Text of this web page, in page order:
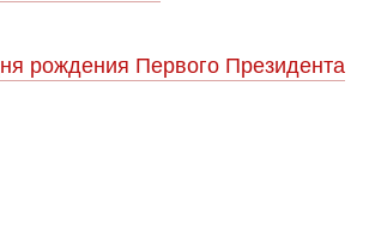
рождения Первого Президента